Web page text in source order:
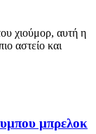
χιούμορ, αυτή η
αστείο και
μπρελοκ